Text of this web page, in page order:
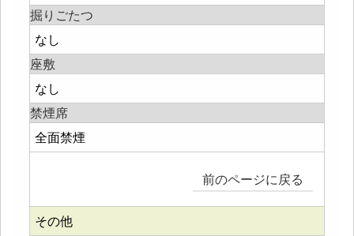
掘りごたつ
なし
座敷
なし
禁煙席
全面禁煙
前のページに戻る
その他